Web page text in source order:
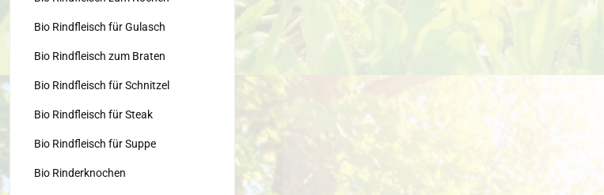
Bio Rindfleisch für Gulasch
Bio Rindfleisch zum Braten
Bio Rindfleisch für Schnitzel
Bio Rindfleisch für Steak
Bio Rindfleisch für Suppe
Bio Rinderknochen